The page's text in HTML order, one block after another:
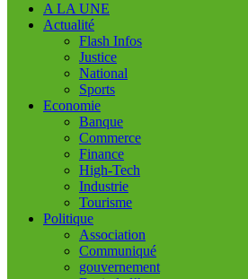
A LA UNE
Actualité
Flash Infos
Justice
National
Sports
Economie
Banque
Commerce
Finance
High-Tech
Industrie
Tourisme
Politique
Association
Communiqué
gouvernement